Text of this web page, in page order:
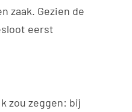
zaak. Gezien de
eerst
zou zeggen: bij